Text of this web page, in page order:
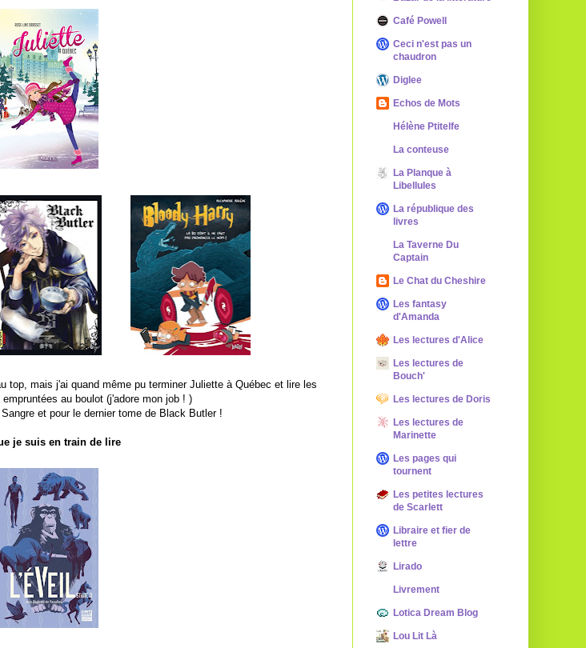
top, mais j'ai quand même pu terminer Juliette à Québec et lire les
au boulot (j'adore mon job ! )
et pour le dernier tome de Black Butler !
je suis en train de lire
Café Powell
Ceci n'est pas un
chaudron
Diglee
Echos de Mots
Hélène Ptitelfe
La conteuse
La Planque à
Libellules
La république des
livres
La Taverne Du
Captain
Le Chat du Cheshire
Les fantasy
d'Amanda
Les lectures d'Alice
Les lectures de
Bouch'
Les lectures de Doris
Les lectures de
Marinette
Les pages qui
tournent
Les petites lectures
de Scarlett
Libraire et fier de
lettre
Lirado
Livrement
Lotica Dream Blog
Lou Lit Là